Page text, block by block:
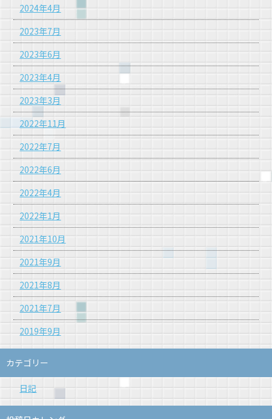
2024年4月
2023年7月
2023年6月
2023年4月
2023年3月
2022年11月
2022年7月
2022年6月
2022年4月
2022年1月
2021年10月
2021年9月
2021年8月
2021年7月
2019年9月
カテゴリー
日記